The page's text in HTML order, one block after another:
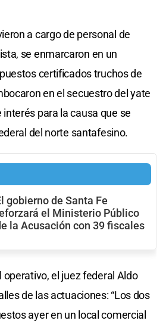
a cargo de personal de
se enmarcaron en un
certificados truchos de
en el secuestro del yate
para la causa que se
del norte santafesino.
gobierno de Santa Fe
el Ministerio Público
la Acusación con 39 fiscales
operativo, el juez federal Aldo
de las actuaciones: “Los dos
ayer en un local comercial